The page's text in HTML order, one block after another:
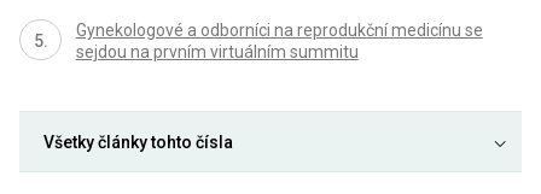
Gynekologové a odborníci na reprodukční medicínu se
sejdou na prvním virtuálním summitu
Všetky články tohto čísla